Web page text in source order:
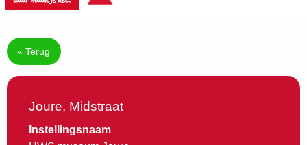
« Terug
Joure, Midstraat
Instellingsnaam